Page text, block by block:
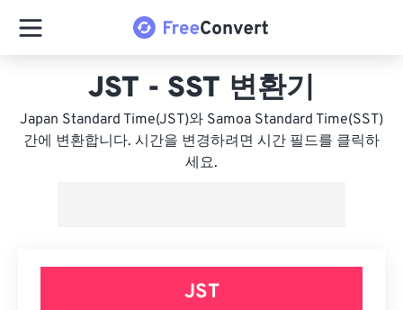
JST - SST 변환기
Japan Standard Time(JST)와 Samoa Standard Time(SST)
간에 변환합니다. 시간을 변경하려면 시간 필드를 클릭하
세요.
JST